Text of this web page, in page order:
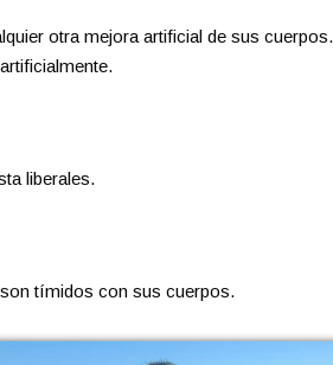
otra mejora artificial de sus cuerpos.
liberales.
tímidos con sus cuerpos.